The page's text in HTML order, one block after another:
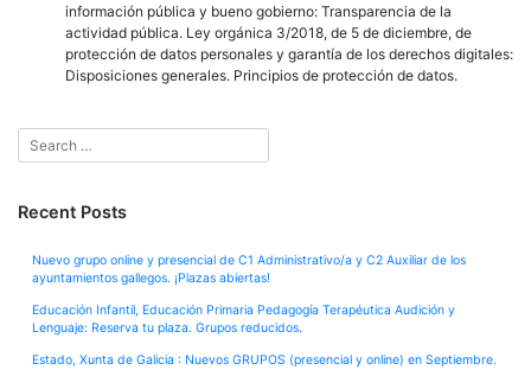
información pública y bueno gobierno: Transparencia de la
actividad pública. Ley orgánica 3/2018, de 5 de diciembre, de
protección de datos personales y garantía de los derechos digitales:
Disposiciones generales. Principios de protección de datos.
Recent Posts
Nuevo grupo online y presencial de C1 Administrativo/a y C2 Auxiliar de los
ayuntamientos gallegos. ¡Plazas abiertas!
Educación Infantil, Educación Primaria Pedagogía Terapéutica Audición y
Lenguaje: Reserva tu plaza. Grupos reducidos.
Estado, Xunta de Galicia : Nuevos GRUPOS (presencial y online) en Septiembre.